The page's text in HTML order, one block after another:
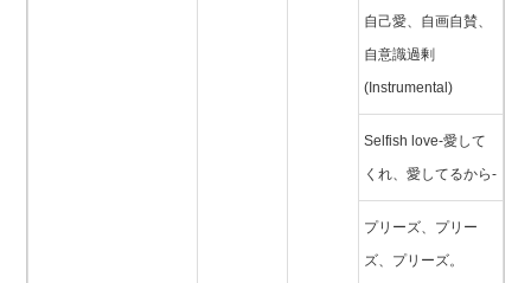
自己愛、自画自賛、
自意識過剰
(Instrumental)
Selfish love-愛して
くれ、愛してるから-
プリーズ、プリー
ズ、プリーズ。